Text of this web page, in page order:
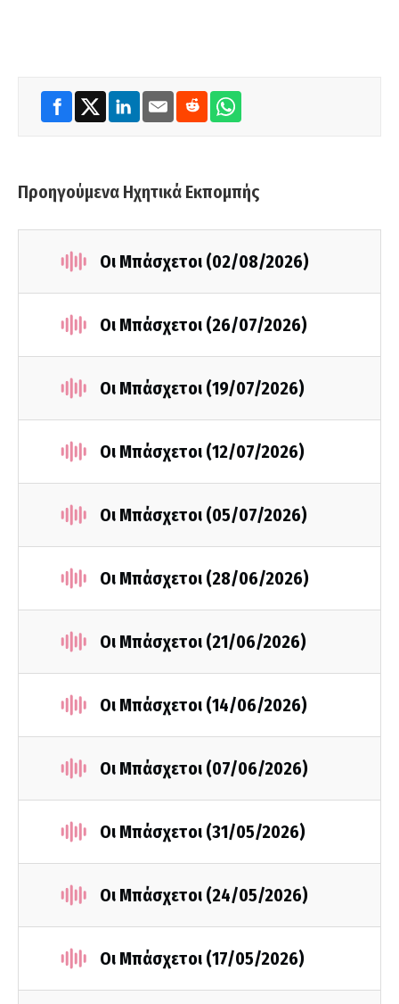
Προηγούμενα Ηχητικά Εκπομπής
Οι Μπάσχετοι (02/08/2026)
Οι Μπάσχετοι (26/07/2026)
Οι Μπάσχετοι (19/07/2026)
Οι Μπάσχετοι (12/07/2026)
Οι Μπάσχετοι (05/07/2026)
Οι Μπάσχετοι (28/06/2026)
Οι Μπάσχετοι (21/06/2026)
Οι Μπάσχετοι (14/06/2026)
Οι Μπάσχετοι (07/06/2026)
Οι Μπάσχετοι (31/05/2026)
Οι Μπάσχετοι (24/05/2026)
Οι Μπάσχετοι (17/05/2026)